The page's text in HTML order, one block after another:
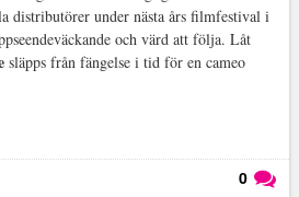
distributörer under nästa års filmfestival i
och värd att följa. Låt
släpps från fängelse i tid för en cameo
0